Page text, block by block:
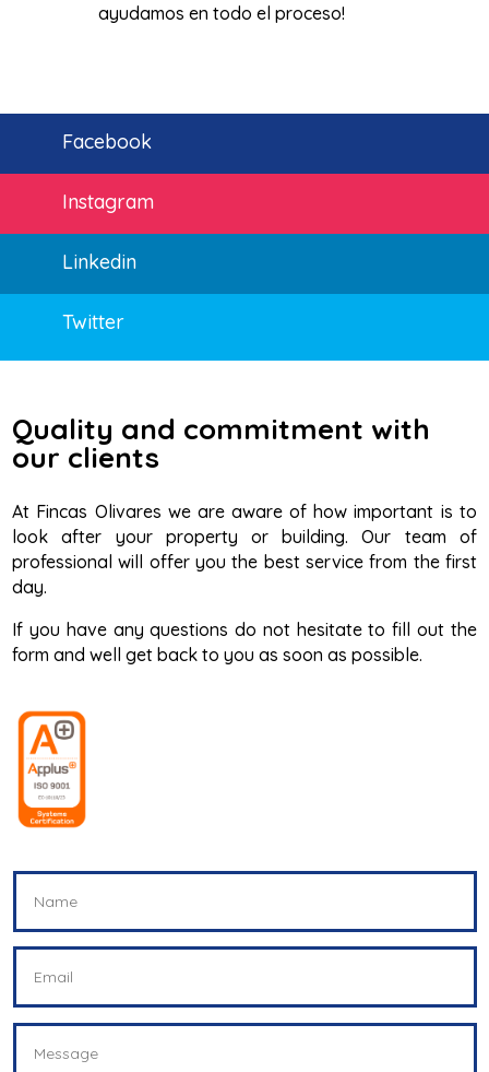
ayudamos en todo el proceso!
Facebook
Instagram
Linkedin
Twitter
Quality and commitment with
our clients
At Fincas Olivares we are aware of how important is to
look after your property or building. Our team of
professional will offer you the best service from the first
day.
If you have any questions do not hesitate to fill out the
form and well get back to you as soon as possible.